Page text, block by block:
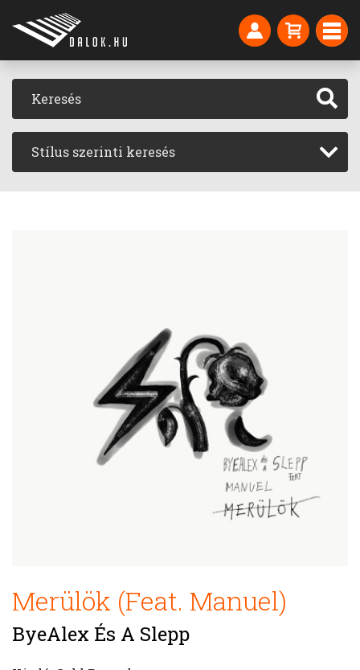
Stílus szerinti keresés
Merülök (Feat. Manuel)
ByeAlex És A Slepp